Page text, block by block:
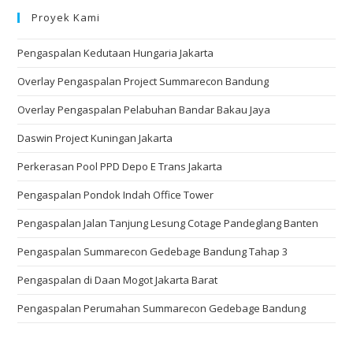
Proyek Kami
Pengaspalan Kedutaan Hungaria Jakarta
Overlay Pengaspalan Project Summarecon Bandung
Overlay Pengaspalan Pelabuhan Bandar Bakau Jaya
Daswin Project Kuningan Jakarta
Perkerasan Pool PPD Depo E Trans Jakarta
Pengaspalan Pondok Indah Office Tower
Pengaspalan Jalan Tanjung Lesung Cotage Pandeglang Banten
Pengaspalan Summarecon Gedebage Bandung Tahap 3
Pengaspalan di Daan Mogot Jakarta Barat
Pengaspalan Perumahan Summarecon Gedebage Bandung